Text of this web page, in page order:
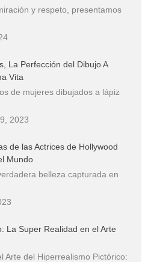
y respeto, presentamos
La Perfección del Dibujo A
Vita
de mujeres dibujados a lápiz
2023
de las Actrices de Hollywood
Mundo
belleza capturada en
La Super Realidad en el Arte
Arte del Hiperrealismo Pictórico: